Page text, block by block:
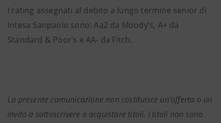
I rating assegnati al debito a lungo termine senior di
Intesa Sanpaolo sono: Aa2 da Moody’s, A+ da
Standard & Poor’s e AA- da Fitch.
La presente comunicazione non costituisce un’offerta o un
invito a sottoscrivere o acquistare titoli. I titoli non sono